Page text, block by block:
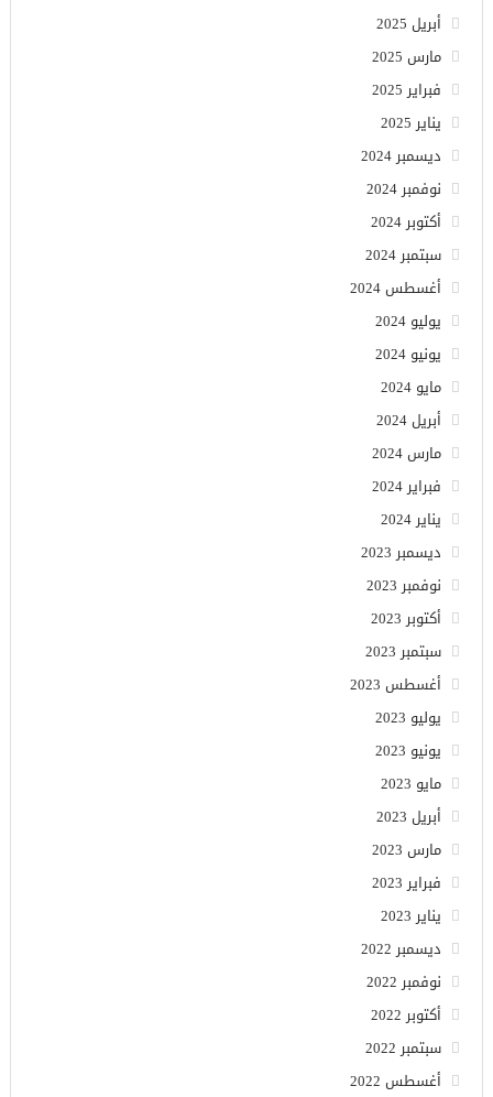
أبريل 2025
مارس 2025
فبراير 2025
يناير 2025
ديسمبر 2024
نوفمبر 2024
أكتوبر 2024
سبتمبر 2024
أغسطس 2024
يوليو 2024
يونيو 2024
مايو 2024
أبريل 2024
مارس 2024
فبراير 2024
يناير 2024
ديسمبر 2023
نوفمبر 2023
أكتوبر 2023
سبتمبر 2023
أغسطس 2023
يوليو 2023
يونيو 2023
مايو 2023
أبريل 2023
مارس 2023
فبراير 2023
يناير 2023
ديسمبر 2022
نوفمبر 2022
أكتوبر 2022
سبتمبر 2022
أغسطس 2022